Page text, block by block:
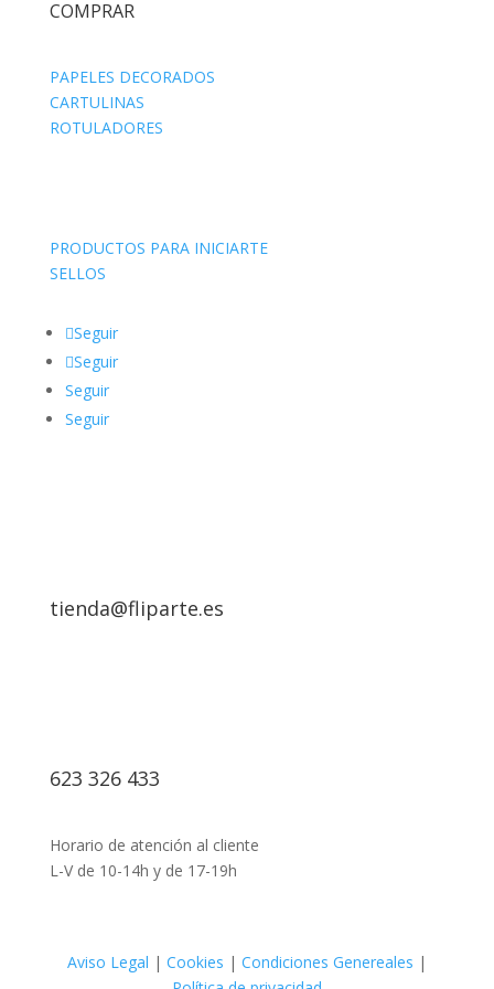
COMPRAR
PAPELES DECORADOS
CARTULINAS
ROTULADORES
PRODUCTOS PARA INICIARTE
SELLOS
Seguir
Seguir
Seguir
Seguir
tienda@fliparte.es
623 326 433
Horario de atención al cliente
L-V de 10-14h y de 17-19h
Aviso Legal | Cookies | Condiciones Genereales |